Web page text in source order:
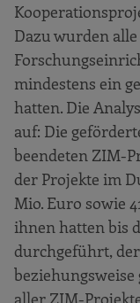
Dazu wurden
mindestens ein
hatten. Die
auf: Die
beendeten ZIM-
der Projekte im
Mio. Euro sowie
ihnen hatten bis
durchgeführt,
aller ZIM-